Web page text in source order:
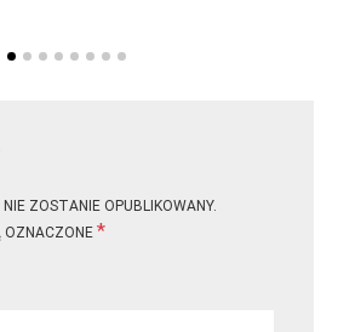
ZOSTANIE OPUBLIKOWANY.
OZNACZONE *